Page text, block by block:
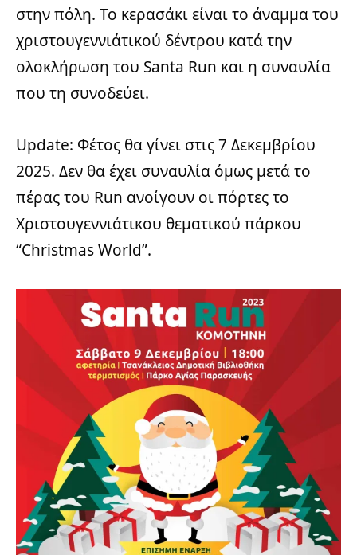
στην πόλη. Το κερασάκι είναι το άναμμα του
χριστουγεννιάτικού δέντρου κατά την
ολοκλήρωση του Santa Run και η συναυλία
που τη συνοδεύει.
Update: Φέτος θα γίνει στις 7 Δεκεμβρίου
2025. Δεν θα έχει συναυλία όμως μετά το
πέρας του Run ανοίγουν οι πόρτες το
Χριστουγεννιάτικου θεματικού πάρκου
“Christmas World”.